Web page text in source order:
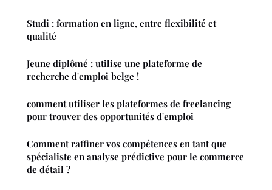
Studi : formation en ligne, entre flexibilité et
qualité
Jeune diplômé : utilise une plateforme de
recherche d'emploi belge !
comment utiliser les plateformes de freelancing
pour trouver des opportunités d'emploi
Comment raffiner vos compétences en tant que
spécialiste en analyse prédictive pour le commerce
de détail ?